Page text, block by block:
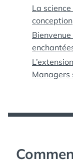
La
conception
Managers